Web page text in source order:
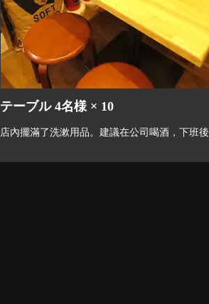
テーブル 4名様 × 10
店內擺滿了洗漱用品。建議在公司喝酒，下班後